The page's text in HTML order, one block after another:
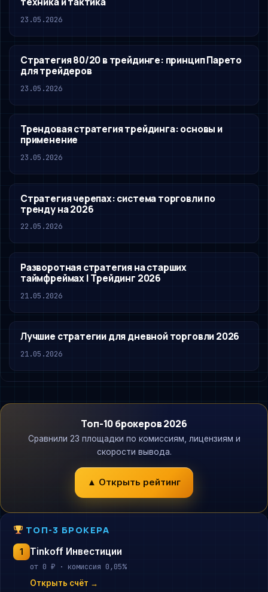
23.05.2026
Стратегия 80/20 в трейдинге: принцип Парето
для трейдеров
23.05.2026
Трендовая стратегия трейдинга: основы и
применение
23.05.2026
Стратегия черепах: система торговли по
тренду на 2026
22.05.2026
Разворотная стратегия на старших
таймфреймах | Трейдинг 2026
21.05.2026
Лучшие стратегии для дневной торговли 2026
21.05.2026
Топ-10 брокеров 2026
Сравнили 23 площадки по комиссиям, лицензиям и
скорости вывода.
▲ Открыть рейтинг
ТОП-3 БРОКЕРА
1 Tinkoff Инвестиции
от 0 ₽ · комиссия 0,05%
Открыть счёт →